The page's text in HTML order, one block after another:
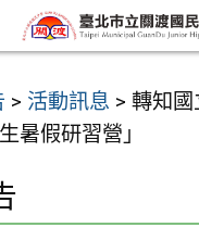
> 活動訊息 > 轉知國
暑假研習營」